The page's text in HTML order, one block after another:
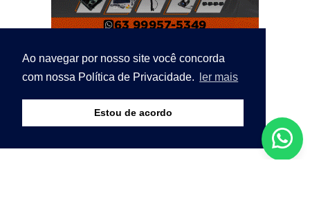
Ao navegar por nosso site você concorda
com nossa Política de Privacidade.
ler mais
Estou de acordo